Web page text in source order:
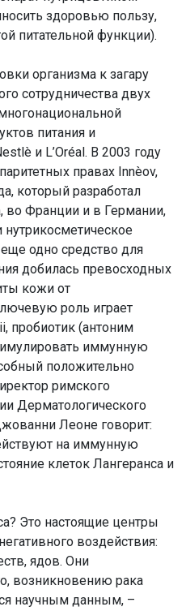
здоровью пользу,
питательной функции).
организма к загару
сотрудничества двух
питания и
и L’Oréal. В 2003 году
правах Innèov,
который разработал
во Франции и в Германии,
нутрикосметическое
одно средство для
добилась превосходных
кожи от
роль играет
пробиотик (антоним
иммунную
положительно
римского
Дерматологического
Леоне говорит:
на иммунную
клеток Лангеранса и
Это настоящие центры
воздействия:
ядов. Они
возникновению рака
научным данным, –